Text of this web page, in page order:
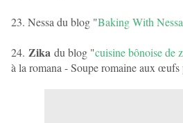
23. Nessa du blog "Baking With Nessa
24. Zika du blog "cuisine bônoise de
à la romana - Soupe romaine aux œufs